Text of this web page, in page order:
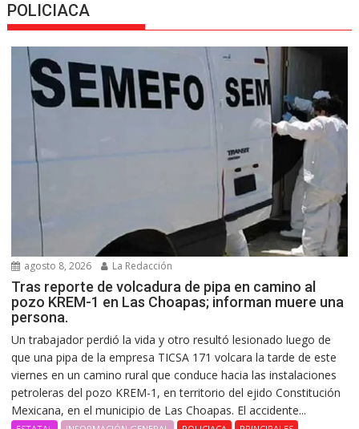
POLICIACA
agosto 8, 2026 La Redacción
Tras reporte de volcadura de pipa en camino al
pozo KREM-1 en Las Choapas; informan muere una
persona.
Un trabajador perdió la vida y otro resultó lesionado luego de
que una pipa de la empresa TICSA 171 volcara la tarde de este
viernes en un camino rural que conduce hacia las instalaciones
petroleras del pozo KREM-1, en territorio del ejido Constitución
Mexicana, en el municipio de Las Choapas. El accidente...